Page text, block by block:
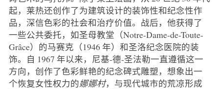
起，莱热还创作了为建筑设计的装饰性和纪念性作
品，深信色彩的社会和治疗价值。战后，他获得了
一些公共委托，如圣母教堂（Notre-Dame-de-Toute-
Grâce）的马赛克（1946 年）和圣洛纪念医院的装
饰。自 1967 年以来，尼基-德-圣法勒一直遵循这一
方向，创作了色彩鲜艳的纪念碑式雕塑，想象出一
个恢复女性权力的娜娜村，与现代城市的荒凉形成